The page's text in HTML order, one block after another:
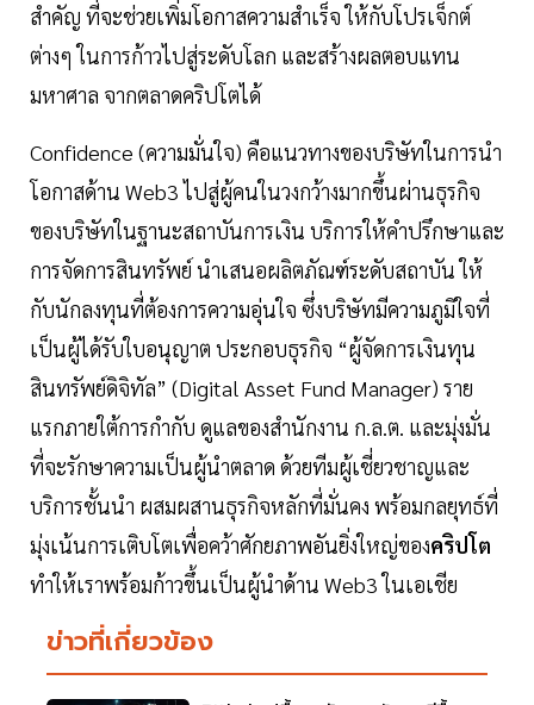
สำคัญ ที่จะช่วยเพิ่มโอกาสความสำเร็จ ให้กับโปรเจ็กต์
ต่างๆ ในการก้าวไปสู่ระดับโลก และสร้างผลตอบแทน
มหาศาล จากตลาดคริปโตได้
Confidence (ความมั่นใจ) คือแนวทางของบริษัทในการนำ
โอกาสด้าน Web3 ไปสู่ผู้คนในวงกว้างมากขึ้นผ่านธุรกิจ
ของบริษัทในฐานะสถาบันการเงิน บริการให้คำปรึกษาและ
การจัดการสินทรัพย์ นำเสนอผลิตภัณฑ์ระดับสถาบัน ให้
กับนักลงทุนที่ต้องการความอุ่นใจ ซึ่งบริษัทมีความภูมิใจที่
เป็นผู้ได้รับใบอนุญาต ประกอบธุรกิจ “ผู้จัดการเงินทุน
สินทรัพย์ดิจิทัล” (Digital Asset Fund Manager) ราย
แรกภายใต้การกำกับ ดูแลของสำนักงาน ก.ล.ต. และมุ่งมั่น
ที่จะรักษาความเป็นผู้นำตลาด ด้วยทีมผู้เชี่ยวชาญและ
บริการชั้นนำ ผสมผสานธุรกิจหลักที่มั่นคง พร้อมกลยุทธ์ที่
มุ่งเน้นการเติบโตเพื่อคว้าศักยภาพอันยิ่งใหญ่ของคริปโต
ทำให้เราพร้อมก้าวขึ้นเป็นผู้นำด้าน Web3 ในเอเชีย
ข่าวที่เกี่ยวข้อง